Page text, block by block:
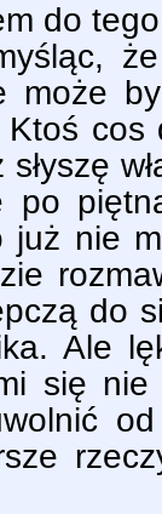
do
może
Ktoś
po
już nie
do
Ale
się